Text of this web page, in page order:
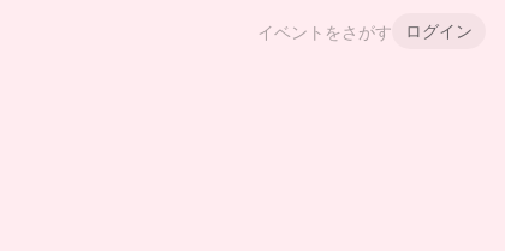
イベントをさがす ログイン